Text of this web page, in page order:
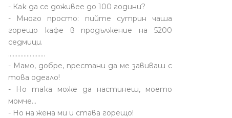
- Как да се доживее до 100 години?
- Много просто: пийте сутрин чаша
горещо кафе в продължение на 5200
седмици.
........................
- Мамо, добре, престани да ме завиваш с
това одеало!
- Но така може да настинеш, моето
момче…
- Но на жена ми и става горещо!